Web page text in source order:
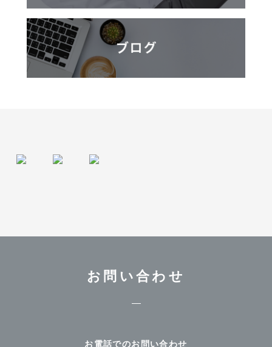
お問い合わせ
お電話でのお問い合わせ